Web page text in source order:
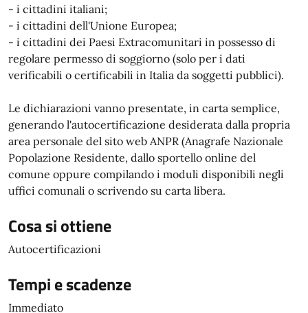
- i cittadini italiani;
- i cittadini dell'Unione Europea;
- i cittadini dei Paesi Extracomunitari in possesso di
regolare permesso di soggiorno (solo per i dati
verificabili o certificabili in Italia da soggetti pubblici).
Le dichiarazioni vanno presentate, in carta semplice,
generando l'autocertificazione desiderata dalla propria
area personale del sito web ANPR (Anagrafe Nazionale
Popolazione Residente, dallo sportello online del
comune oppure compilando i moduli disponibili negli
uffici comunali o scrivendo su carta libera.
Cosa si ottiene
Autocertificazioni
Tempi e scadenze
Immediato